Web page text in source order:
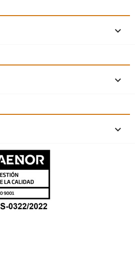


keyboard_arrow_down